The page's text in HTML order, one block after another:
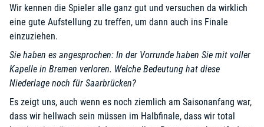
Wir kennen die Spieler alle ganz gut und versuchen da wirklich
eine gute Aufstellung zu treffen, um dann auch ins Finale
einzuziehen.
Sie haben es angesprochen: In der Vorrunde haben Sie mit voller
Kapelle in Bremen verloren. Welche Bedeutung hat diese
Niederlage noch für Saarbrücken?
Es zeigt uns, auch wenn es noch ziemlich am Saisonanfang war,
dass wir hellwach sein müssen im Halbfinale, dass wir total